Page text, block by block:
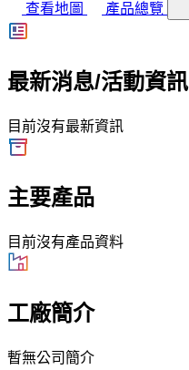
查看地圖
產品總覽
最新消息/活動資訊
目前沒有最新資訊
主要產品
目前沒有產品資料
工廠簡介
暫無公司簡介